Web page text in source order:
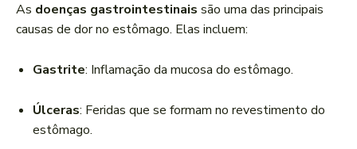
As doenças gastrointestinais são uma das principais
causas de dor no estômago. Elas incluem:
Gastrite: Inflamação da mucosa do estômago.
Úlceras: Feridas que se formam no revestimento do
estômago.